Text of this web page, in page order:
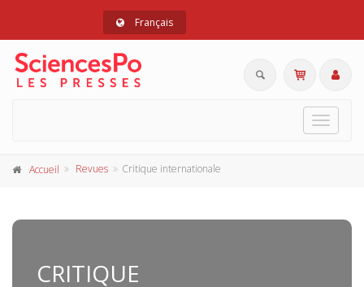
Français
Toggle
Accueil Revues Critique internationale
CRITIQUE